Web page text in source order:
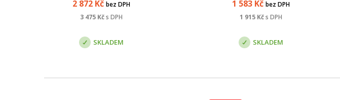
podporou až 2,5 Gbps pro
optické sítě . Pro stanici není
multipoint...
2 872Kč bez DPH
3 475Kčs DPH
SKLADEM
internetu na libovolném místě.
Velkou předností je voděodolný
1 583Kč bez DPH
1 915Kč s DPH
SKLADEM